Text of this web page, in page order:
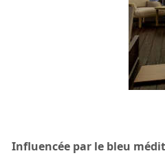
Influencée par le bleu